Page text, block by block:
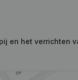
en het verrichten